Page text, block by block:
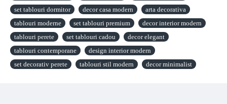
set tablouri dormitor
decor casa modern
arta decorativa
tablouri moderne
set tablouri premium
decor interior modern
tablouri perete
set tablouri cadou
decor elegant
tablouri contemporane
design interior modern
set decorativ perete
tablouri stil modern decor minimalist